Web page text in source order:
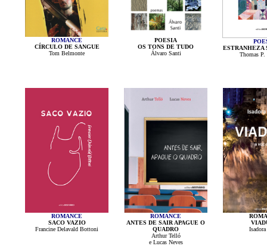
ROMANCE
CÍRCULO DE SANGUE
Tom Belmonte
POESIA
OS TONS DE TUDO
Álvaro Santi
ESTRANHEZA
Thomas P.
ROMANCE
SACO VAZIO
Francine Delavald Bottoni
ROMANCE
ANTES DE SAIR APAGUE O
QUADRO
Arthur Telló
e Lucas Neves